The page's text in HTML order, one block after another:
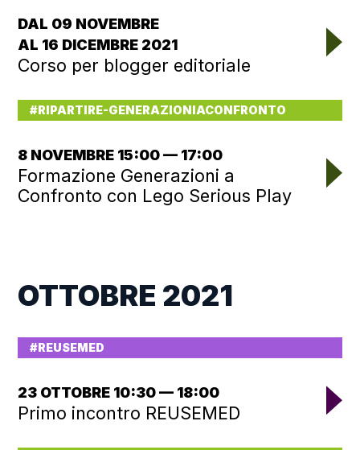
DAL 09 NOVEMBRE
AL 16 DICEMBRE 2021
Corso per blogger editoriale
#RIPARTIRE-GENERAZIONIACONFRONTO
8 NOVEMBRE 15:00 — 17:00
Formazione Generazioni a
Confronto con Lego Serious Play
OTTOBRE 2021
#REUSEMED
23 OTTOBRE 10:30 — 18:00
Primo incontro REUSEMED